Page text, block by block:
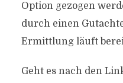
Option gezogen
durch einen
Ermittlung läuft
Geht es nach den